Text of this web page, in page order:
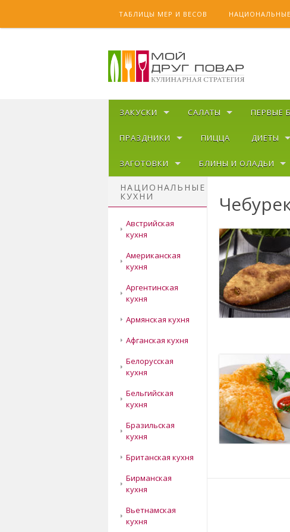
ТАБЛИЦЫ МЕР И ВЕСОВ
ЗАКУСКИ САЛАТЫ ПЕРВЫЕ
ПРАЗДНИКИ ПИЦЦА ДИЕТЫ
ЗАГОТОВКИ БЛИНЫ И ОЛАДЬИ
НАЦИОНАЛЬНЫЕ
КУХНИ
Австрийская
кухня
Американская
кухня
Аргентинская
кухня
Армянская кухня
Афганская кухня
Белорусская
кухня
Бельгийская
кухня
Бразильская
кухня
Британская кухня
Бирманская
кухня
Вьетнамская
кухня